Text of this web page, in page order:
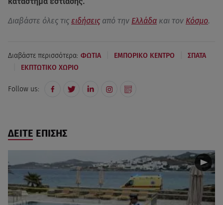
Διαβάστε όλες τις ειδήσεις από την Ελλάδα και τον Κόσμο.
Διαβάστε περισσότερα: ΦΩΤΙΑ ΕΜΠΟΡΙΚΟ ΚΕΝΤΡΟ ΣΠΑΤΑ
ΕΚΠΤΩΤΙΚΟ ΧΩΡΙΟ
Follow us:
ΔΕΙΤΕ ΕΠΙΣΗΣ